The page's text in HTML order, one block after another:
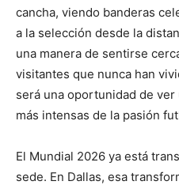
cancha, viendo banderas
a la selección desde la
una manera de sentirse
visitantes que nunca han
será una oportunidad de
más intensas de la pasión
El Mundial 2026 ya está
sede. En Dallas, esa